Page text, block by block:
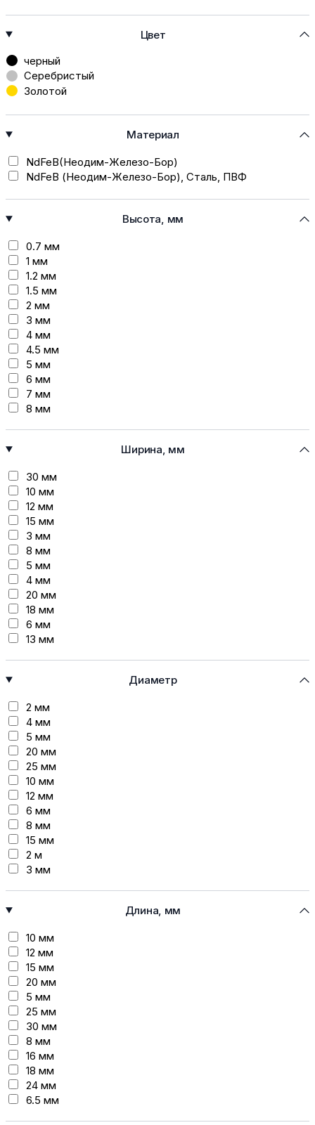
Цвет
черный
Серебристый
Золотой
Материал
NdFeB(Неодим-Железо-Бор)
NdFeB (Неодим-Железо-Бор), Сталь, ПВФ
Высота, мм
0.7 мм
1 мм
1.2 мм
1.5 мм
2 мм
3 мм
4 мм
4.5 мм
5 мм
6 мм
7 мм
8 мм
25 мм
40 мм
50 мм
Ширина, мм
30 мм
10 мм
12 мм
15 мм
3 мм
8 мм
5 мм
4 мм
20 мм
18 мм
6 мм
13 мм
9.5 мм
14 мм
17 мм
Диаметр
2 мм
4 мм
5 мм
20 мм
25 мм
10 мм
12 мм
6 мм
8 мм
15 мм
2 м
3 мм
14 мм
17 мм
18 мм
30 мм
6мм
12мм
25мм
Длина, мм
10 мм
12 мм
15 мм
20 мм
5 мм
25 мм
30 мм
8 мм
16 мм
18 мм
24 мм
6.5 мм